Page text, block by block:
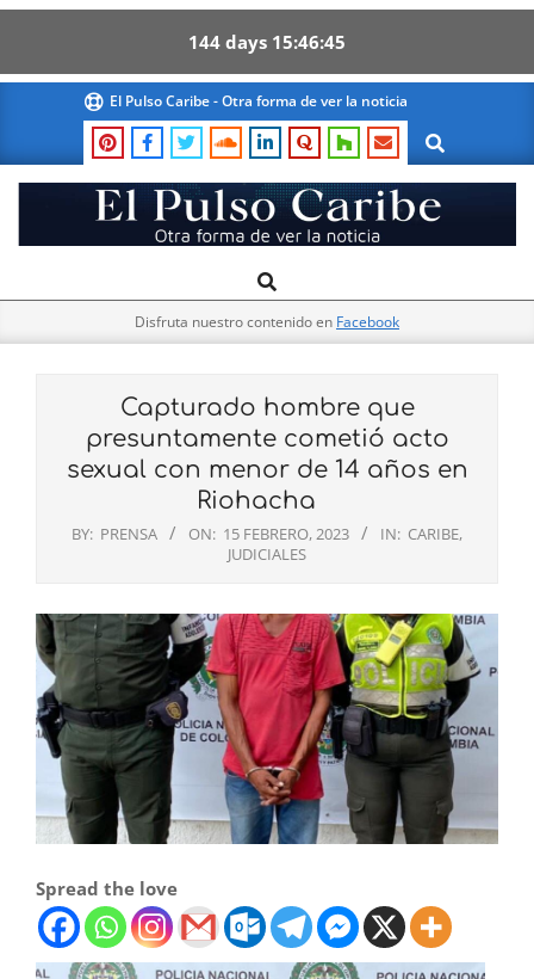
144 days 15 46 44
content
El Pulso Caribe - Otra forma de ver la noticia
Search
El
Pulso
Navigation
Search
Disfruta nuestro contenido en Facebook
Capturado hombre que
presuntamente cometió acto
sexual con menor de 14 años en
Riohacha
BY: PRENSA ON: 15 FEBRERO, 2023 IN: CARIBE,
JUDICIALES
Spread the love